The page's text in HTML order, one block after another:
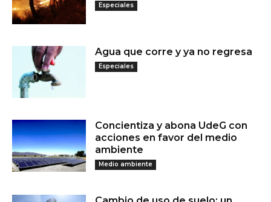
Especiales
Agua que corre y ya no regresa
Especiales
Concientiza y abona UdeG con
acciones en favor del medio
ambiente
Medio ambiente